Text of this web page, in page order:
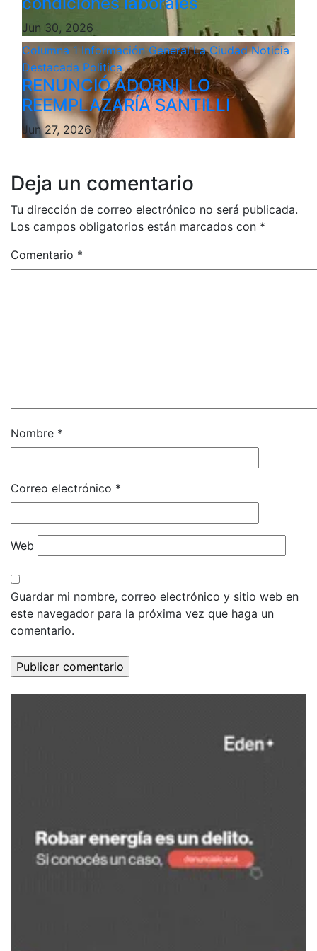
Jun 30, 2026
Columna 1 Información GeneralLa CiudadNoticia
Destacada Politica
RENUNCIÓ ADORNI, LO
REEMPLAZARÍA SANTILLI
Jun 27, 2026
Deja un comentario
Tu dirección de correo electrónico no será publicada.
Los campos obligatorios están marcados con *
Comentario *
Nombre *
Correo electrónico *
Web
Guardar mi nombre, correo electrónico y sitio web en
este navegador para la próxima vez que haga un
comentario.